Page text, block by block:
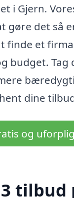
i Gjern.
gøre det så
finde et
budget. Tag
dine
og
tilbud